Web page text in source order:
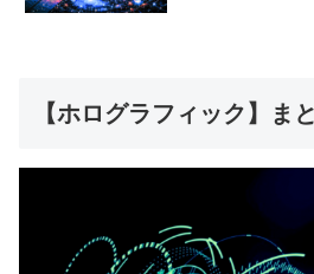
【ホログラフィック】ま